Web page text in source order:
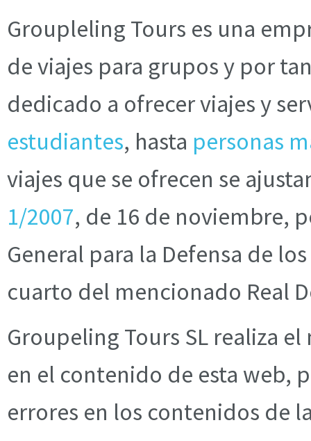
Groupleling Tours es una
de viajes para grupos y por
dedicado a ofrecer viajes y
estudiantes, hasta personas
viajes que se ofrecen se
1/2007, de 16 de noviembre,
General para la Defensa de
cuarto del mencionado Real
Groupeling Tours SL realiza
en el contenido de esta web,
errores en los contenidos de